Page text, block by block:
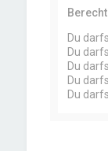
Du
Du
Du
Du
Du